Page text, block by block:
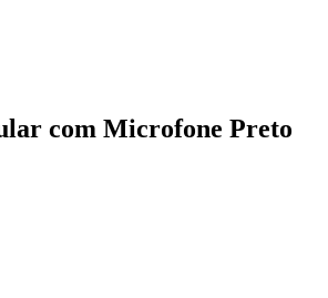
com Microfone Preto